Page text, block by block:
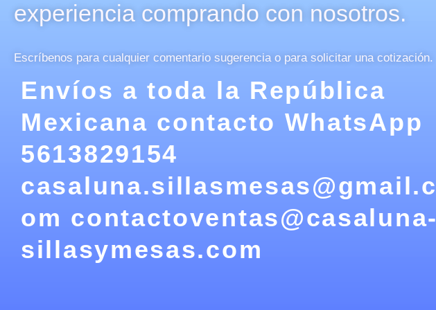
experiencia comprando con nosotros.
Escríbenos para cualquier comentario sugerencia o para solicitar una cotización.
Envíos a toda la República
Mexicana contacto WhatsApp
5613829154
casaluna.sillasmesas@gmail.c
om contactoventas@casaluna-
sillasymesas.com